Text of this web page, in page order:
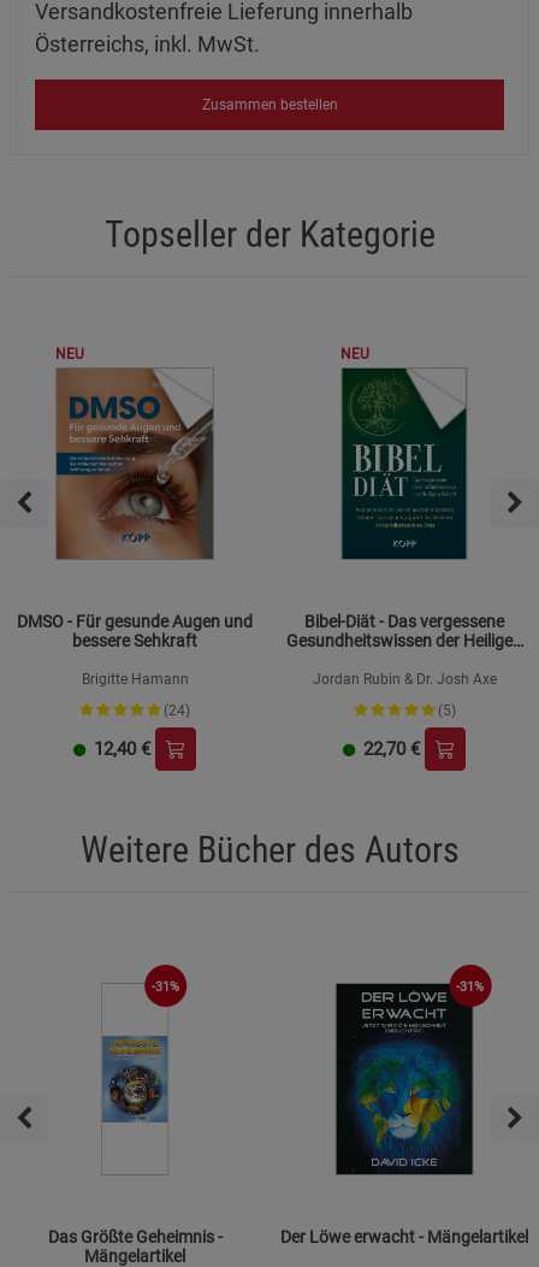
Versandkostenfreie Lieferung innerhalb
Österreichs, inkl. MwSt.
Zusammen bestellen
Topseller der Kategorie
NEU
DMSO - Für gesunde Augen und
bessere Sehkraft
Brigitte Hamann
(24)
12,40 €
NEU
Bibel-Diät - Das vergessene
Gesundheitswissen der Heiligen
Jordan Rubin & Dr. Josh Axe
(5)
22,70 €
Weitere Bücher des Autors
-31%
Das Größte Geheimnis -
Mängelartikel
-31%
Der Löwe erwacht - Mängelartikel